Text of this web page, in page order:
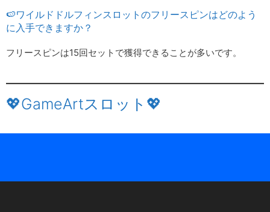
🍉ワイルドドルフィンスロットのフリースピンはどのよう
に入手できますか？
フリースピンは15回セットで獲得できることが多いです。
💖GameArtスロット💖